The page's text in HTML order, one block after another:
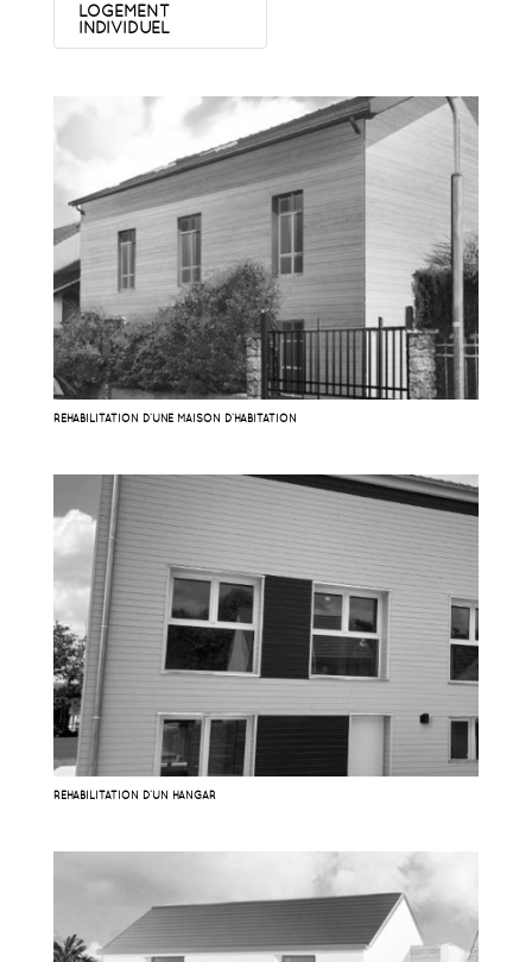
LOGEMENT
INDIVIDUEL
RÉHABILITATION D’UNE MAISON D’HABITATION
RÉHABILITATION D’UN HANGAR